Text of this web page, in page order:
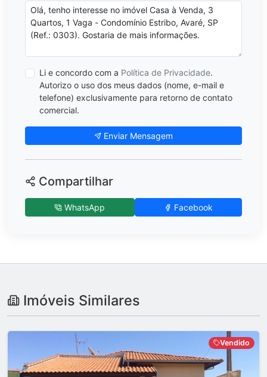
Li e concordo com a Política de Privacidade.
Autorizo o uso dos meus dados (nome, e-mail e
telefone) exclusivamente para retorno de contato
comercial.
Enviar Mensagem
Compartilhar
WhatsApp Facebook
Imóveis Similares
Vendido